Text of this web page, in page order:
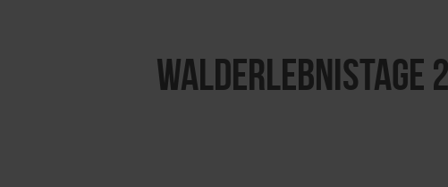
Walderlebnistage